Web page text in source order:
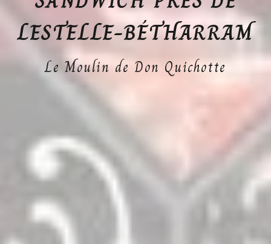
LESTELLE-BÉTHARRAM
Le Moulin de Don Quichotte